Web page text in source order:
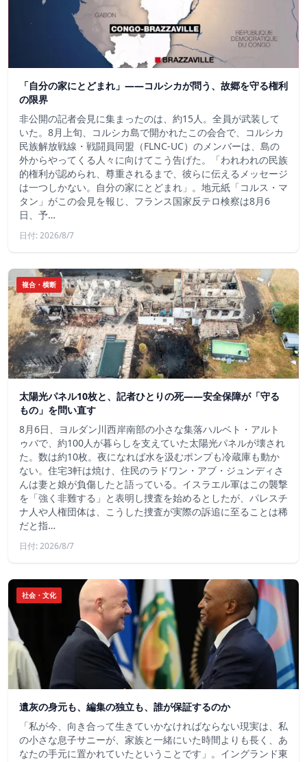
「自分の家にとどまれ」——コルシカが問う、故郷を守る権利
の限界
非公開の記者会見に集まったのは、約15人。全員が武装して
いた。8月上旬、コルシカ島で開かれたこの会合で、コルシカ
民族解放戦線・戦闘員同盟（FLNC-UC）のメンバーは、島の
外からやってくる人々に向けてこう告げた。「われわれの民族
的権利が認められ、尊重されるまで、彼らに伝えるメッセージ
は一つしかない。自分の家にとどまれ」。地元紙「コルス・マ
タン」がこの会見を報じ、フランス国家反テロ検察は8月6
日、予…
日付: 2026/8/7
複合・横断
太陽光パネル10枚と、記者ひとりの死——安全保障が「守る
もの」を問い直す
8月6日、ヨルダン川西岸南部の小さな集落ハルベト・アルト
ゥバで、約100人が暮らしを支えていた太陽光パネルが壊され
た。数は約10枚。夜になれば水を汲むポンプも冷蔵庫も動か
ない。住宅3軒は焼け、住民のラドワン・アブ・ジュンディさ
んは妻と娘が負傷したと語っている。イスラエル軍はこの襲撃
を「強く非難する」と表明し捜査を始めるとしたが、パレスチ
ナ人や人権団体は、こうした捜査が実際の訴追に至ることは稀
だと指…
日付: 2026/8/7
社会・文化
遺灰の身元も、編集の独立も、誰が保証するのか
「私が今、向き合って生きていかなければならない現実は、私
の小さな息子サニーが、家族と一緒にいた時間よりも長く、あ
なたの手元に置かれていたということです」。イングランド東